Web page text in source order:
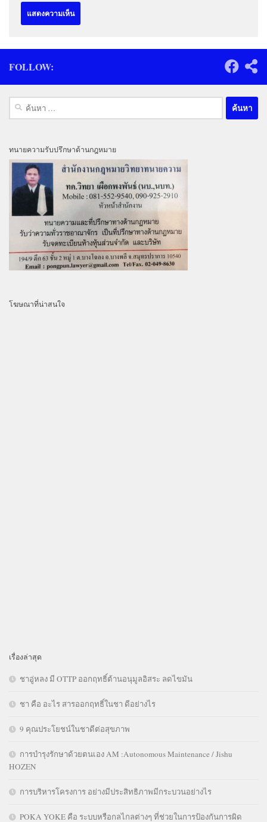
FOLLOW:
ค้นหา
สำหรับ:
ทนายความรับปรึกษาด้านกฎหมาย
โฆษณาที่น่าสนใจ
เรื่องล่าสุด
ชาอู่หลง มี OTTP ออกฤทธิ์ต้านอนุมูลอิสระ ลดไขมัน
ชา คือ อะไร สารออกฤทธิ์ในชา ดีอย่างไร
9 คุณประโยชน์ในชาดีต่อสุขภาพ
การบำรุงรักษาด้วยตนเอง AM :Autonomous Maintenance / Jishu
HOZEN
การบริหารโครงการ อย่างมีประสิทธิภาพมีกระบวนอย่างไร
POKA YOKE คือ ระบบหรือกลไกลต่างๆ ที่ช่วยในการป้องกันการผิด